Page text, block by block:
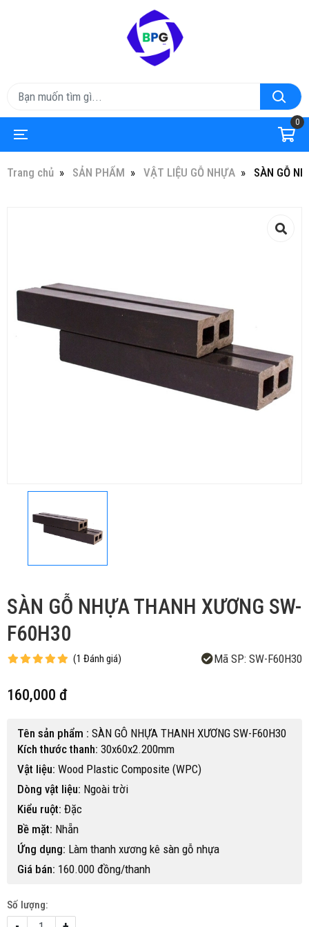
0
Trang chủ SẢN PHẨM VẬT LIỆU GỖ NHỰA SÀN GỖ
SÀN GỖ NHỰA THANH XƯƠNG SW-
F60H30
(1 Đánh giá) Mã SP: SW-F60H30
160,000 đ
Tên sản phẩm : SÀN GÔ NHỰA THANH XƯƠNG SW-F60H30
Kích thước thanh: 30x60x2.200mm
Vật liệu: Wood Plastic Composite (WPC)
Dòng vật liệu: Ngoài trời
Kiểu ruột: Đặc
Bề mặt: Nhẵn
Ứng dụng: Làm thanh xương kê sàn gỗ nhựa
Giá bán: 160.000 đồng/thanh
Số lượng: